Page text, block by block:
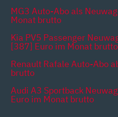
MG3 Auto-Abo als
Monat brutto
Kia PV5 Passenger
[387] Euro im Monat brutto
Renault Rafale Auto-Abo
brutto
Audi A3 Sportback
Euro im Monat brutto